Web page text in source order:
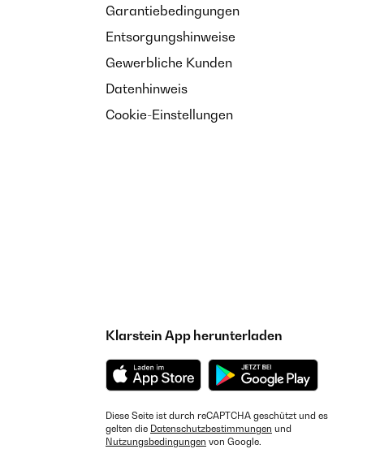
Garantiebedingungen
Entsorgungshinweise
Gewerbliche Kunden
Datenhinweis
Cookie-Einstellungen
Klarstein App herunterladen
Diese Seite ist durch reCAPTCHA geschützt und es
gelten die Datenschutzbestimmungen und
Nutzungsbedingungen von Google.